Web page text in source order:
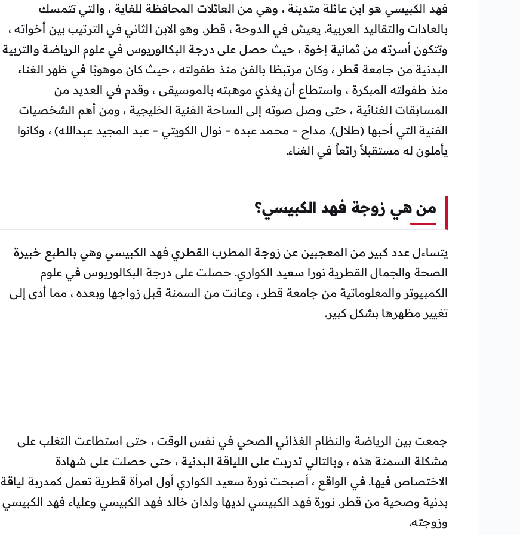
فهد الكبيسي هو ابن عائلة متدينة ، وهي من العائلات المحافظة للغاية ، والتي تتمسك
بالعادات والتقاليد العربية. يعيش في الدوحة ، قطر. وهو الابن الثاني في الترتيب بين أخواته ،
وتتكون أسرته من ثمانية إخوة ، حيث حصل على درجة البكالوريوس في علوم الرياضة والتربية
البدنية من جامعة قطر ، وكان مرتبطًا بالفن منذ طفولته ، حيث كان موهوبًا في ظهر الغناء
منذ طفولته المبكرة ، واستطاع أن يغذي موهبته بالموسيقى ، وقدم في العديد من
المسابقات الغنائية ، حتى وصل صوته إلى الساحة الفنية الخليجية ، ومن أهم الشخصيات
الفنية التي أحبها (طلال). مداح – محمد عبده – نوال الكويتي – عبد المجيد عبدالله) ، وكانوا
يأملون له مستقبلاً رائعاً في الغناء.
من هي زوجة فهد الكبيسي؟
يتساءل عدد كبير من المعجبين عن زوجة المطرب القطري فهد الكبيسي وهي بالطبع خبيرة
الصحة والجمال القطرية نورا سعيد الكواري. حصلت على درجة البكالوريوس في علوم
الكمبيوتر والمعلوماتية من جامعة قطر ، وعانت من السمنة قبل زواجها وبعده ، مما أدى إلى
تغيير مظهرها بشكل كبير.
جمعت بين الرياضة والنظام الغذائي الصحي في نفس الوقت ، حتى استطاعت التغلب على
مشكلة السمنة هذه ، وبالتالي تدربت على اللياقة البدنية ، حتى حصلت على شهادة
الاختصاص فيها. في الواقع ، أصبحت نورة سعيد الكواري أول امرأة قطرية تعمل كمدربة لياقة
بدنية وصحية من قطر. نورة فهد الكبيسي لديها ولدان خالد فهد الكبيسي وعلياء فهد الكبيسي
وزوجته.